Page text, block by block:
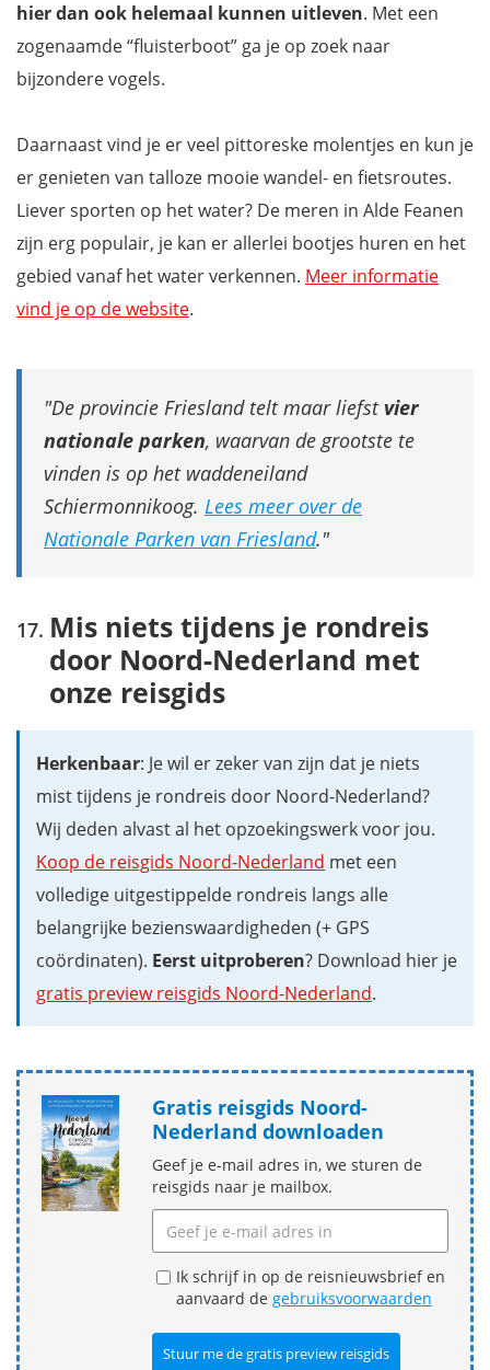
hier dan ook helemaal kunnen uitleven. Met een
zogenaamde “fluisterboot” ga je op zoek naar
bijzondere vogels.
Daarnaast vind je er veel pittoreske molentjes en kun je
er genieten van talloze mooie wandel- en fietsroutes.
Liever sporten op het water? De meren in Alde Feanen
zijn erg populair, je kan er allerlei bootjes huren en het
gebied vanaf het water verkennen. Meer informatie
vind je op de website.
De provincie Friesland telt maar liefst vier
nationale parken, waarvan de grootste te
vinden is op het waddeneiland
Schiermonnikoog. Lees meer over de
Nationale Parken van Friesland.
Mis niets tijdens je rondreis
door Noord-Nederland met
onze reisgids
Herkenbaar: Je wil er zeker van zijn dat je niets
mist tijdens je rondreis door Noord-Nederland?
Wij deden alvast al het opzoekingswerk voor jou.
Koop de reisgids Noord-Nederland met een
volledige uitgestippelde rondreis langs alle
belangrijke bezienswaardigheden (+ GPS
coördinaten). Eerst uitproberen? Download hier je
gratis preview reisgids Noord-Nederland.
Gratis reisgids Noord-
Nederland downloaden
Geef je e-mail adres in, we sturen de
reisgids naar je mailbox.
Ik schrijf in op de reisnieuwsbrief en
aanvaard de gebruiksvoorwaarden